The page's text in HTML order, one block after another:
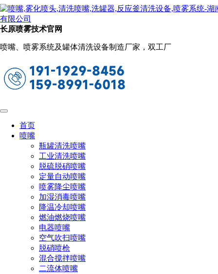
长原喷雾技术官网
喷嘴、喷雾系统及罐体清洗设备制造厂家，双工厂
首页
喷嘴
瓶罐清洗喷嘴
工业清洗喷嘴
脱硫脱硝喷嘴
定量自动喷嘴
喷雾降尘喷嘴
加湿消毒喷嘴
降温冷却喷嘴
燃油燃烧喷嘴
电器喷嘴
空气吹扫喷嘴
脱硝喷枪
混合搅拌喷嘴
二流体喷嘴
新闻动态
当前位置：
洗罐喷嘴的选购指南（了解选择洗罐喷嘴
2024-08-19 14:28:24 阅读量：529
缺的清洗设备，选购适合的洗罐喷嘴对于提高产能和品质至关
选择洗罐喷嘴的关键因素，确保您选购到最适合自己清洗需求
的喷嘴。
1. 喷嘴类型
固定喷嘴: 固定喷嘴简单、经济，适用于清洗要求不高的场
景。它们通常用于清洗时间短、频率低的罐体。
旋转喷嘴: 旋转喷嘴可以提供更均匀和全面的清洗效果，适合
复杂几何形状和高清洁要求的罐体。旋转喷嘴有机械驱动型和
液流驱动型两种。
三维喷嘴: 三维旋转喷嘴能够在罐体内进行全方位的清洗，适
用于形状复杂、尺寸较大的罐体，且清洗要求非常高的场景。